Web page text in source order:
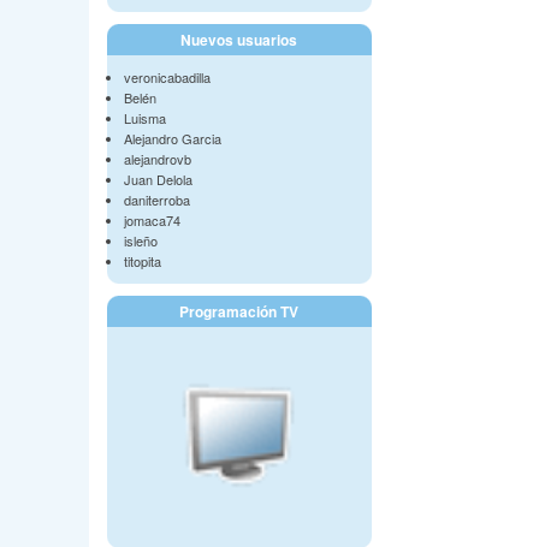
Nuevos usuarios
veronicabadilla
Belén
Luisma
Alejandro Garcia
alejandrovb
Juan Delola
daniterroba
jomaca74
isleño
titopita
Programación TV